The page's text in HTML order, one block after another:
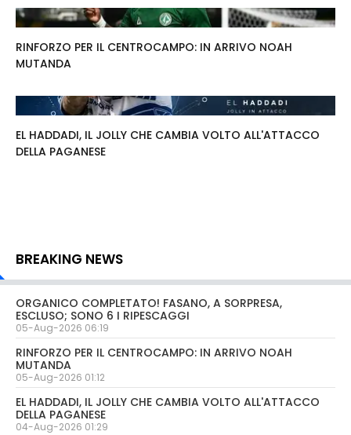
RINFORZO PER IL CENTROCAMPO: IN ARRIVO NOAH
MUTANDA
EL HADDADI, IL JOLLY CHE CAMBIA VOLTO ALL'ATTACCO
DELLA PAGANESE
BREAKING NEWS
ORGANICO COMPLETATO! FASANO, A SORPRESA,
ESCLUSO; SONO 6 I RIPESCAGGI
05-Aug-2026 06:19
RINFORZO PER IL CENTROCAMPO: IN ARRIVO NOAH
MUTANDA
05-Aug-2026 01:12
EL HADDADI, IL JOLLY CHE CAMBIA VOLTO ALL'ATTACCO
DELLA PAGANESE
04-Aug-2026 01:29